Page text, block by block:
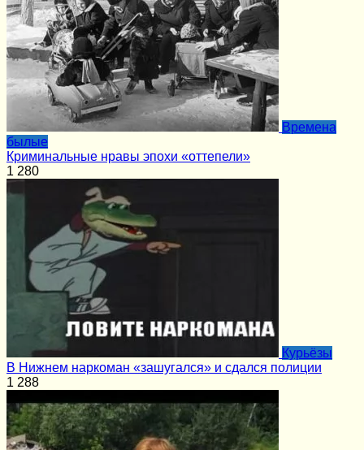
Времена
былые
Криминальные нравы эпохи «оттепели»
1 280
Курьёзы
В Нижнем наркоман «зашугался» и сдался полиции
1 288